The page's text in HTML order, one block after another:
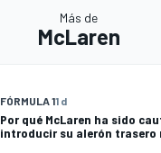
Más de
McLaren
FÓRMULA 11 d
Por qué McLaren ha sido
introducir su alerón trasero